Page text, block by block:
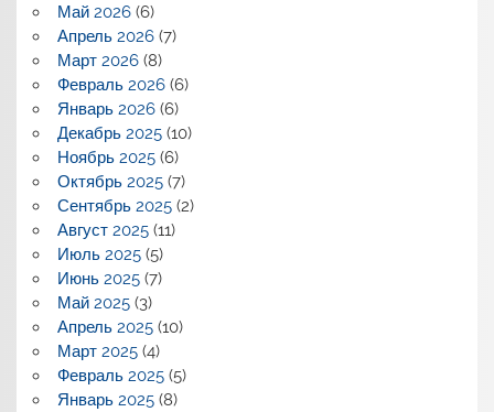
Май 2026(6)
Апрель 2026(7)
Март 2026(8)
Февраль 2026(6)
Январь 2026(6)
Декабрь 2025(10)
Ноябрь 2025(6)
Октябрь 2025(7)
Сентябрь 2025(2)
Август 2025(11)
Июль 2025(5)
Июнь 2025(7)
Май 2025(3)
Апрель 2025(10)
Март 2025(4)
Февраль 2025(5)
Январь 2025(8)